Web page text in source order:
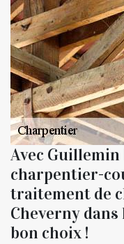
Avec
charpentier-
traitement de
Cheverny
bon choix !